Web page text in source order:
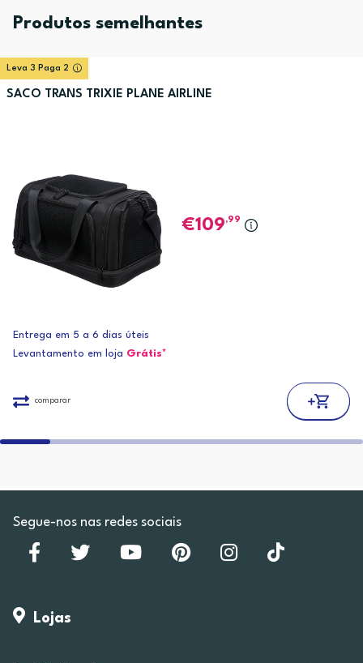
Produtos semelhantes
Leva 3 Paga 2
SACO TRANS TRIXIE PLANE AIRLINE
109,99
Entrega em 5 a 6 dias úteis
Levantamento em loja Grátis*
comparar
Segue-nos nas redes sociais
Lojas